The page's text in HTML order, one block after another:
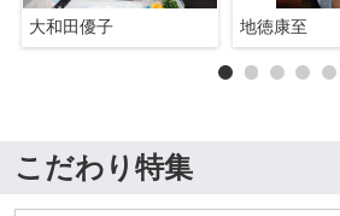
大和田優子 地徳康至
こだわり特集